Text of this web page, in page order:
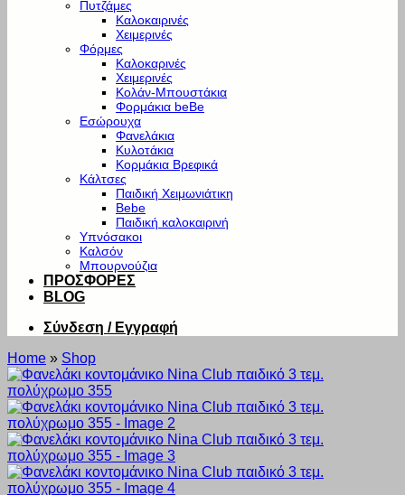
Πυτζάμες
Καλοκαιρινές
Χειμερινές
Φόρμες
Καλοκαρινές
Χειμερινές
Κολάν-Μπουστάκια
Φορμάκια beBe
Εσώρουχα
Φανελάκια
Κυλοτάκια
Κορμάκια Βρεφικά
Κάλτσες
Παιδική Χειμωνιάτικη
Bebe
Παιδική καλοκαιρινή
Υπνόσακοι
Καλσόν
Μπουρνούζια
ΠΡΟΣΦΟΡΕΣ
BLOG
Σύνδεση / Εγγραφή
Home » Shop